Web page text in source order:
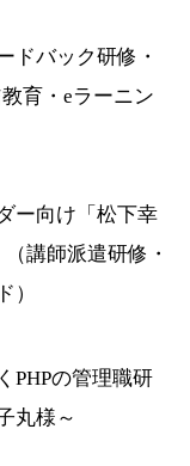
ドバック研修・
育・eラーニン
ー向け「松下幸
講師派遣研修・
）
PHPの管理職研
丸様～